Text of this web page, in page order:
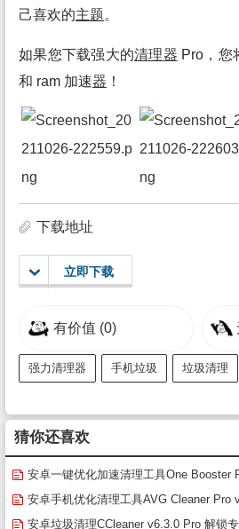
己喜欢的主题。
如果您下载强大的清理器 Pro，您
和 ram 加速器 ！
下载地址
立即下载
有价值 (0)
强力清理器 手机垃圾 垃圾清理
猜你还喜欢
安卓一键优化加速清理工具One Booster
高级版安卓手机优化清理工具AVG Cleaner Pro
cleaner pro破解版)
安卓垃圾清理CCleaner v6.3.0 Pro 解锁